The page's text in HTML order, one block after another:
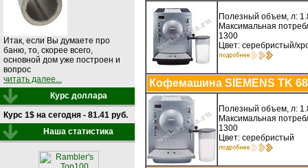
Итак, если Вы думаете про
баню, то, скорее всего,
основной дом уже построен и
вопрос
читать далее...
Курс доллара
Курс 1$ на сегодня - 81.41 руб.
Наша статистика
Полезный объем, л:
Максимальная
1300
Цвет: серебристый/
Кофемашина SIEMENS TK
Полезный объем, л:
Максимальная
1300
Цвет: серебристый